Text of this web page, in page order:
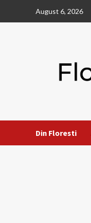
August 6, 2026
Din Floresti